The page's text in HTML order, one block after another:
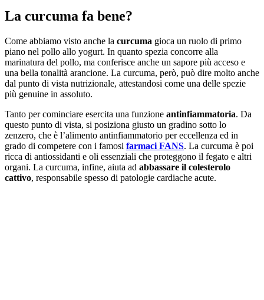
La curcuma fa bene?
Come abbiamo visto anche la curcuma gioca un ruolo di primo
piano nel pollo allo yogurt. In quanto spezia concorre alla
marinatura del pollo, ma conferisce anche un sapore più acceso e
una bella tonalità arancione. La curcuma, però, può dire molto anche
dal punto di vista nutrizionale, attestandosi come una delle spezie
più genuine in assoluto.
Tanto per cominciare esercita una funzione antinfiammatoria. Da
questo punto di vista, si posiziona giusto un gradino sotto lo
zenzero, che è l’alimento antinfiammatorio per eccellenza ed in
grado di competere con i famosi farmaci FANS. La curcuma è poi
ricca di antiossidanti e oli essenziali che proteggono il fegato e altri
organi. La curcuma, infine, aiuta ad abbassare il colesterolo
cattivo, responsabile spesso di patologie cardiache acute.